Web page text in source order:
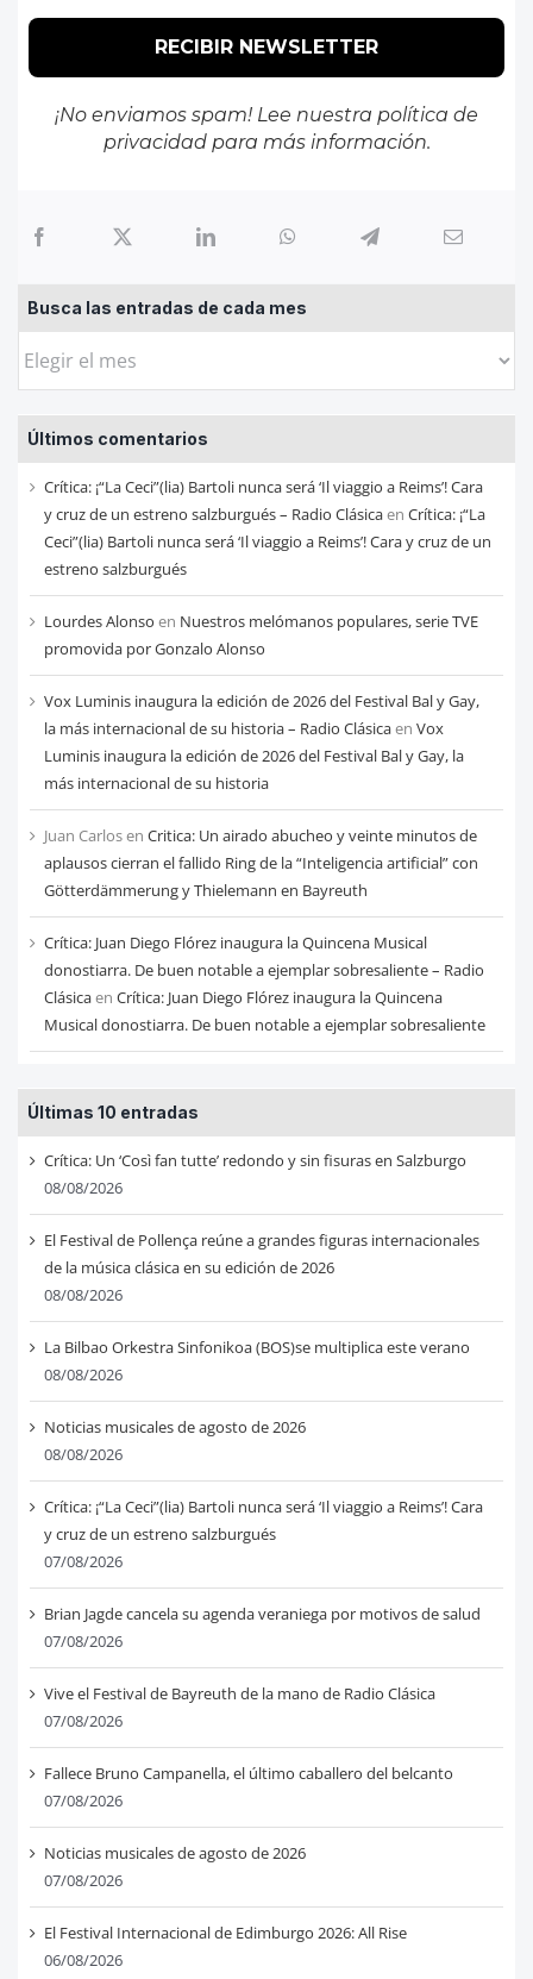
¡No enviamos spam! Lee nuestra política de
privacidadpara más información.
Busca las entradas de cada mes
Busca
entradas
de
cada
mes
Últimos comentarios
Crítica: ¡“La Ceci”(lia) Bartoli nunca será ‘Il viaggio a Reims’! Cara
y cruz de un estreno salzburgués – Radio Clásicaen Crítica: ¡“La
Ceci”(lia) Bartoli nunca será ‘Il viaggio a Reims’! Cara y cruz de un
estreno salzburgués
Lourdes Alonso en Nuestros melómanos populares, serie TVE
promovida por Gonzalo Alonso
Vox Luminis inaugura la edición de 2026 del Festival Bal y Gay,
la más internacional de su historia – Radio Clásicaen Vox
Luminis inaugura la edición de 2026 del Festival Bal y Gay, la
más internacional de su historia
Juan Carlosen Critica: Un airado abucheo y veinte minutos de
aplausos cierran el fallido Ring de la “Inteligencia artificial” con
Götterdämmerung y Thielemann en Bayreuth
Crítica: Juan Diego Flórez inaugura la Quincena Musical
donostiarra. De buen notable a ejemplar sobresaliente – Radio
Clásicaen Crítica: Juan Diego Flórez inaugura la Quincena
Musical donostiarra. De buen notable a ejemplar sobresaliente
Últimas 10 entradas
Crítica: Un ‘Così fan tutte’ redondo y sin fisuras en Salzburgo
08/08/2026
El Festival de Pollença reúne a grandes figuras internacionales
de la música clásica en su edición de 2026
08/08/2026
La Bilbao Orkestra Sinfonikoa (BOS)se multiplica este verano
08/08/2026
Noticias musicales de agosto de 2026
08/08/2026
Crítica: ¡“La Ceci”(lia) Bartoli nunca será ‘Il viaggio a Reims’! Cara
y cruz de un estreno salzburgués
07/08/2026
Brian Jagde cancela su agenda veraniega por motivos de salud
07/08/2026
Vive el Festival de Bayreuth de la mano de Radio Clásica
07/08/2026
Fallece Bruno Campanella, el último caballero del belcanto
07/08/2026
Noticias musicales de agosto de 2026
07/08/2026
El Festival Internacional de Edimburgo 2026: All Rise
06/08/2026